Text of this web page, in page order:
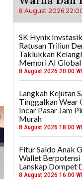
8 August 2026
SK Hynix
Ratusan Triliun
Taklukkan
Memori AI Global
8 August 2026 20:00
Langkah Kejutan
Tinggalkan Wear
Incar Pasar Jam
Murah
8 August 2026 18:00
Fitur Saldo Anak
Wallet Berpotensi
Lanskap Dompet
8 August 2026 16:00